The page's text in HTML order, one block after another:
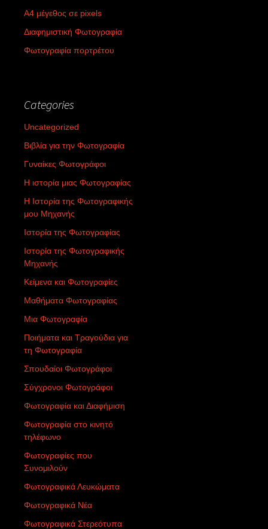
Α4 μέγεθος σε pixels
Διαφημιστική Φωτογραφία
Φωτογραφία πορτρέτου
Categories
Uncategorized
Βιβλία για την Φωτογραφία
Γυναίκες Φωτογράφοι
Η ιστορία μιας Φωτογραφίας
Η Ιστορία της Φωτογραφικής
μου Μηχανής
Ιστορία της Φωτογραφίας
Ιστορία της Φωτογραφικής
Μηχανής
Κείμενα και Φωτογραφίες
Μαθήματα Φωτογραφίας
Μια Φωτογραφία
Ποιήματα και Τραγούδια για
τη Φωτογραφία
Σπουδαίοι Φωτογράφοι
Σύγχρονοι Φωτογράφοι
Φωτογραφία και Διαφήμιση
Φωτογραφία στο κινητό
τηλέφωνο
Φωτογραφίες που
Συνομιλούν
Φωτογραφικά Λευκώματα
Φωτογραφικά Νέα
Φωτογραφικά Στερεότυπα